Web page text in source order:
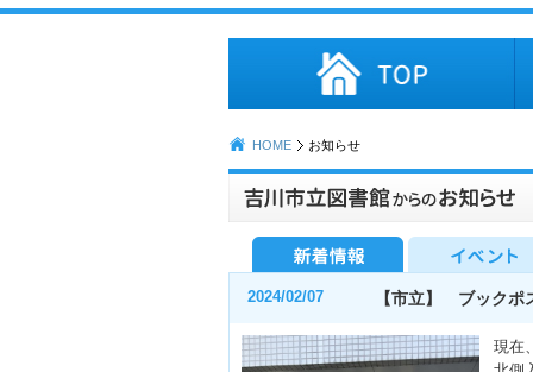
HOME お知らせ
2024/02/07 【市立】 ブックポ
現在